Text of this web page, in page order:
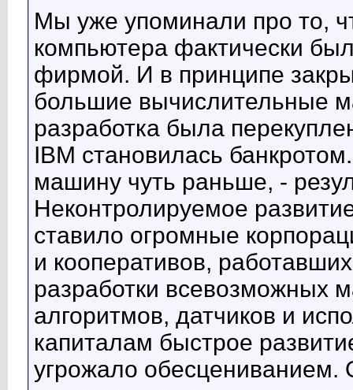
Мы уже упоминали про то,
компьютера фактически
фирмой. И в принципе
большие вычислительные
разработка была
IBM становилась
машину чуть раньше, -
Неконтролируемое
ставило огромные
и кооперативов,
разработки всевозможных
алгоритмов, датчиков и
капиталам быстрое
угрожало обесцениванием.